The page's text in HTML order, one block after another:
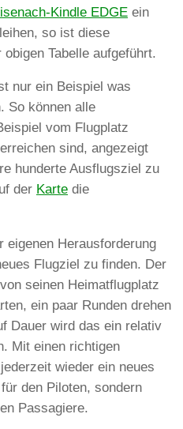
Kindle EDGE ein
so ist diese
Tabelle aufgeführt.
nur ein Beispiel was
So können alle
vom Flugplatz
sind, angezeigt
hunderte Ausflugsziel zu
der Karte die
eigenen Herausforderung
Flugziel zu finden. Der
seinen Heimatflugplatz
ein paar Runden drehen
Dauer wird das ein relativ
Mit einen richtigen
wieder ein neues
den Piloten, sondern
Passagiere.